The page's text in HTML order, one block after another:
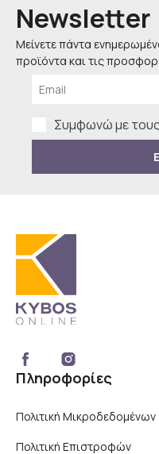
Newsletter
Μείνετε πάντα
προϊόντα και τις
Συμφωνώ με
Πληροφορίες
Πολιτική
Πολιτική Επιστροφών